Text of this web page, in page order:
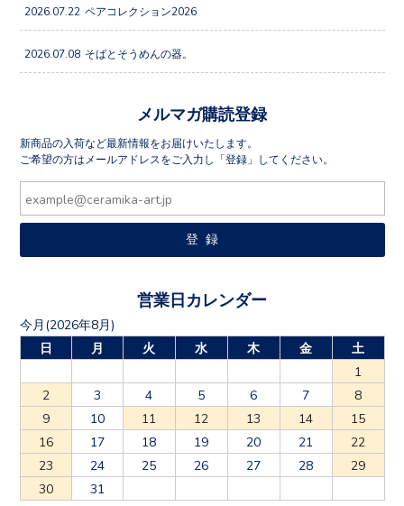
2026.07.22 ペアコレクション2026
2026.07.08 そばとそうめんの器。
メルマガ購読登録
新商品の入荷など最新情報をお届けいたします。
ご希望の方はメールアドレスをご入力し「登録」してください。
営業日カレンダー
今月(2026年8月)
日
月 火 水 木 金
土
1
2
3 4 5 6 7
8
9
10 11 12 13 14
15
16
17 18 19 20 21
22
23
24 25 26 27 28
29
30
31